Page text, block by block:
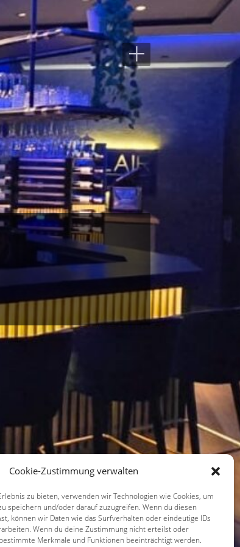
Cookie-Zustimmung verwalten
zu bieten, verwenden wir Technologien wie Cookies, um
speichern und/oder darauf zuzugreifen. Wenn du diesen
können wir Daten wie das Surfverhalten oder eindeutige IDs
Wenn du deine Zustimmung nicht erteilst oder
Merkmale und Funktionen beeinträchtigt werden.
+